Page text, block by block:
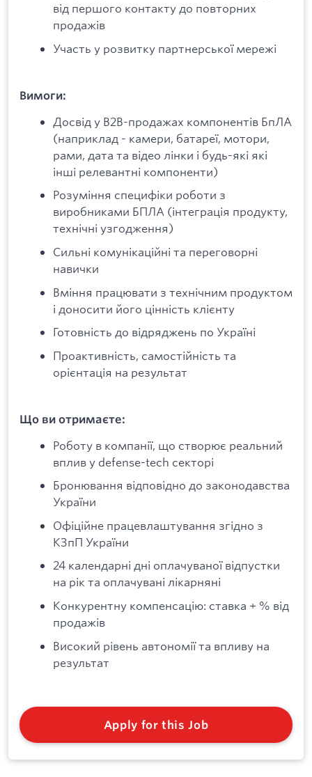
від першого контакту до повторних
продажів
Участь у розвитку партнерської мережі
Вимоги:
Досвід у B2B-продажах компонентів БпЛА
(наприклад - камери, батареї, мотори,
рами, дата та відео лінки і будь-які які
інші релевантні компоненти)
Розуміння специфіки роботи з
виробниками БПЛА (інтеграція продукту,
технічні узгодження)
Сильні комунікаційні та переговорні
навички
Вміння працювати з технічним продуктом
і доносити його цінність клієнту
Готовність до відряджень по Україні
Проактивність, самостійність та
орієнтація на результат
Що ви отримаєте:
Роботу в компанії, що створює реальний
вплив у defense-tech секторі
Бронювання відповідно до законодавства
України
Офіційне працевлаштування згідно з
КЗпП України
24 календарні дні оплачуваної відпустки
на рік та оплачувані лікарняні
Конкурентну компенсацію: ставка + % від
продажів
Високий рівень автономії та впливу на
результат
Apply for this Job